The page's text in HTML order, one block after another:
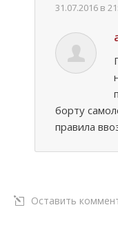
31.07.2016 в
борту
правила
Оставить